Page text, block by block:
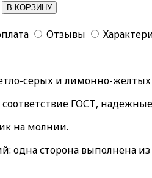
Отзывы
серых и лимонно-
соответствие ГОСТ,
на молнии.
одна сторона выполнена из